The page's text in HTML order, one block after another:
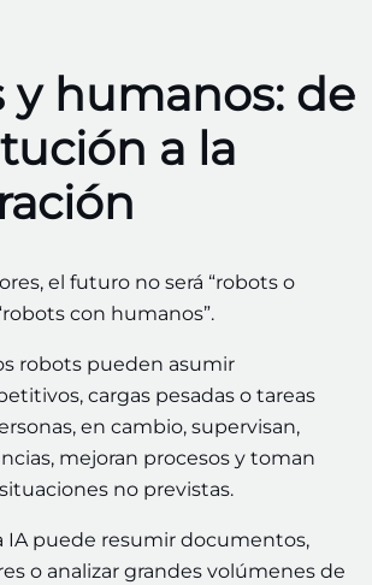
y humanos: de
a la
el futuro no será “robots o
con humanos”.
robots pueden asumir
cargas pesadas o tareas
en cambio, supervisan,
mejoran procesos y toman
no previstas.
IA puede resumir documentos,
o analizar grandes volúmenes de